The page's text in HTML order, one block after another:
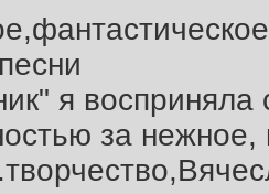
я восприняла
за